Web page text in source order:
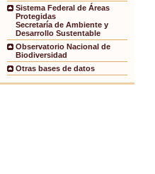
Sistema Federal de Áreas
Protegidas
Secretaría de Ambiente y
Desarrollo Sustentable
Observatorio Nacional de
Biodiversidad
Otras bases de datos